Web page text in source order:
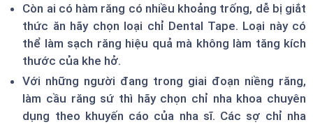
Còn ai có hàm răng có nhiều khoảng trống, dễ bị giắt
thức ăn hãy chọn loại chỉ Dental Tape. Loại này có
thể làm sạch răng hiệu quả mà không làm tăng kích
thước của khe hở.
Với những người đang trong giai đoạn niềng răng,
làm cầu răng sứ thì hãy chọn chỉ nha khoa chuyên
dụng theo khuyến cáo của nha sĩ. Các sợ chỉ nha